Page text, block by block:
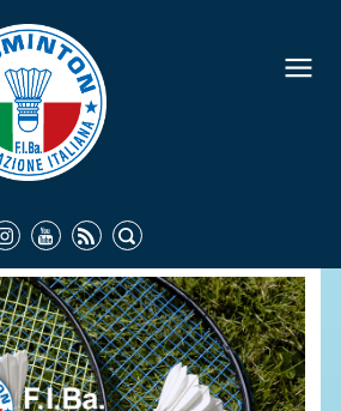
FEDERAZIONE
IDENTITÀ
COMMISSIONI FEDERALI
ORGANI TERRITORIALI
SOCIETÀ SPORTIVE
CARTE FEDERALI
ATTI UFFICIALI